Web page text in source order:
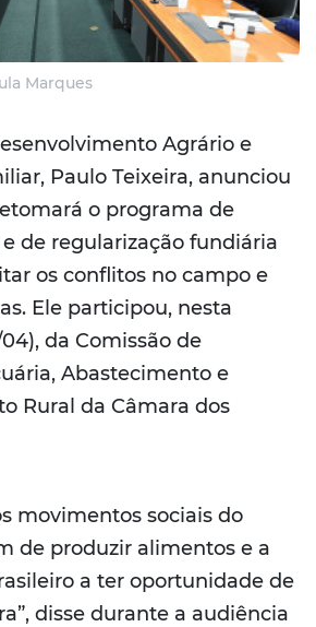
Marques
Agrário e
Paulo Teixeira, anunciou
o programa de
de regularização fundiária
os conflitos no campo e
Ele participou, nesta
da Comissão de
Abastecimento e
Rural da Câmara dos
movimentos sociais do
de produzir alimentos e a
a ter oportunidade de
disse durante a audiência